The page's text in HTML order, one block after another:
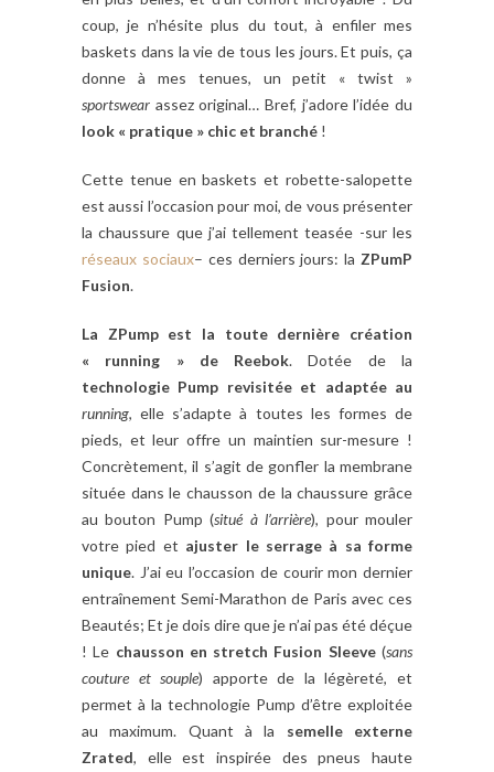
coup, je n’hésite plus du tout, à enfiler mes
baskets dans la vie de tous les jours. Et puis, ça
donne à mes tenues, un petit « twist »
sportswear assez original… Bref, j’adore l’idée du
look « pratique » chic et branché !
Cette tenue en baskets et robette-salopette
est aussi l’occasion pour moi, de vous présenter
la chaussure que j’ai tellement teasée -sur les
réseaux sociaux– ces derniers jours: la ZPumP
Fusion.
La ZPump est la toute dernière création
« running » de Reebok. Dotée de la
technologie Pump revisitée et adaptée au
running, elle s’adapte à toutes les formes de
pieds, et leur offre un maintien sur-mesure !
Concrètement, il s’agit de gonfler la membrane
située dans le chausson de la chaussure grâce
au bouton Pump (situé à l’arrière), pour mouler
votre pied et ajuster le serrage à sa forme
unique. J’ai eu l’occasion de courir mon dernier
entraînement Semi-Marathon de Paris avec ces
Beautés; Et je dois dire que je n’ai pas été déçue
! Le chausson en stretch Fusion Sleeve(sans
couture et souple) apporte de la légèreté, et
permet à la technologie Pump d’être exploitée
au maximum. Quant à la semelle externe
Zrated, elle est inspirée des pneus haute